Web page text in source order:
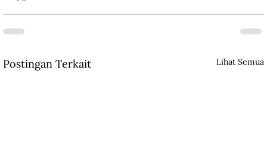
Postingan Terkait Lihat Semua